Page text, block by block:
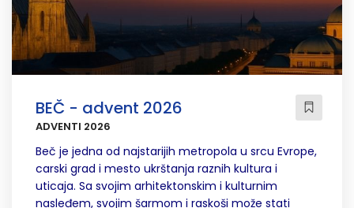
BEČ - advent 2026
ADVENTI 2026
Beč je jedna od najstarijih metropola u srcu Evrope,
carski grad i mesto ukrštanja raznih kultura i
uticaja. Sa svojim arhitektonskim i kulturnim
nasleđem, svojim šarmom i raskoši može stati